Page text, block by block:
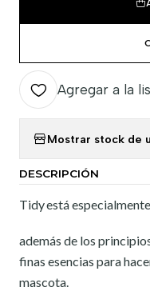
Agregar a la
Mostrar stock de
DESCRIPCIÓN
Tidyestá
además de los
finas esencias para
mascota.